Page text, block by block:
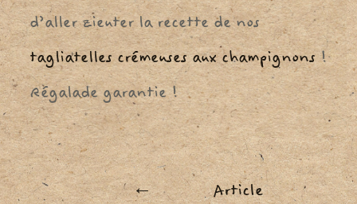
d’aller zieuter la recette de nos
tagliatelles crémeuses aux champignons!
Régalade garantie !
Navigation
←
Article